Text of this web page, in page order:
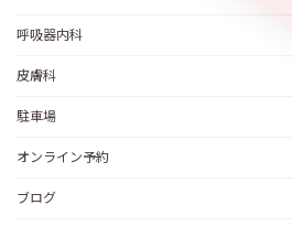
呼吸器内科
皮膚科
駐車場
オンライン予約
ブログ